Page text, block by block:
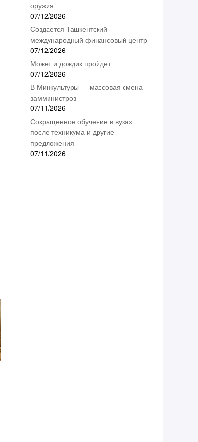
оружия
07/12/2026
Создается Ташкентский
международный финансовый центр
07/12/2026
Может и дождик пройдет
07/12/2026
В Минкультуры — массовая смена
замминистров
07/11/2026
Сокращенное обучение в вузах
после техникума и другие
предложения
07/11/2026